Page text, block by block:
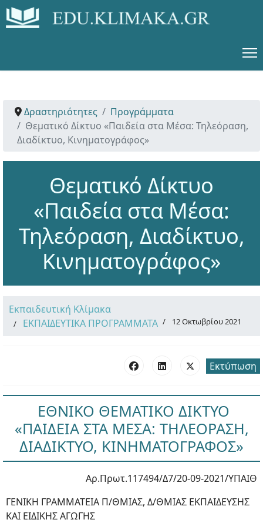
Δραστηριότητες
Προγράμματα
Θεματικό Δίκτυο «Παιδεία στα Μέσα: Τηλεόραση,
Διαδίκτυο, Κινηματογράφος»
Θεματικό Δίκτυο
«Παιδεία στα Μέσα:
Τηλεόραση, Διαδίκτυο,
Κινηματογράφος»
Εκπαιδευτική Κλίμακα
ΕΚΠΑΙΔΕΥΤΙΚΑ ΠΡΟΓΡΑΜΜΑΤΑ
12 Οκτωβρίου 2021
Εκτύπωση
ΕΘΝΙΚΟ ΘΕΜΑΤΙΚΟ ΔΙΚΤΥΟ
«ΠΑΙΔΕΙΑ ΣΤΑ ΜΕΣΑ: ΤΗΛΕΟΡΑΣΗ,
ΔΙΑΔΙΚΤΥΟ, ΚΙΝΗΜΑΤΟΓΡΑΦΟΣ»
Αρ.Πρωτ.117494/Δ7/20-09-2021/ΥΠΑΙΘ
ΓΕΝΙΚΗ ΓΡΑΜΜΑΤΕΙΑ Π/ΘΜΙΑΣ, Δ/ΘΜΙΑΣ ΕΚΠΑΙΔΕΥΣΗΣ
ΚΑΙ ΕΙΔΙΚΗΣ ΑΓΩΓΗΣ